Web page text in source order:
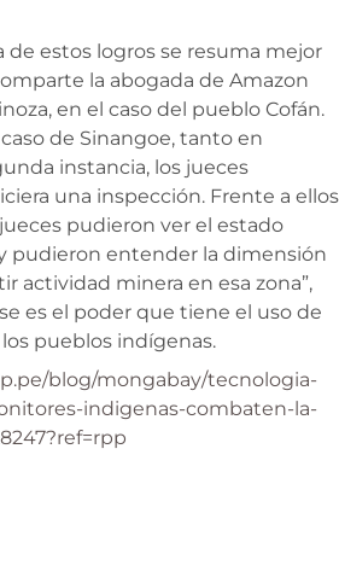
de estos logros se resuma mejor
la abogada de Amazon
en el caso del pueblo Cofán.
de Sinangoe, tanto en
instancia, los jueces
una inspección. Frente a ellos
pudieron ver el estado
pudieron entender la dimensión
actividad minera en esa zona”,
es el poder que tiene el uso de
pueblos indígenas.
blog/mongabay/tecnologia-
indigenas-combaten-la-